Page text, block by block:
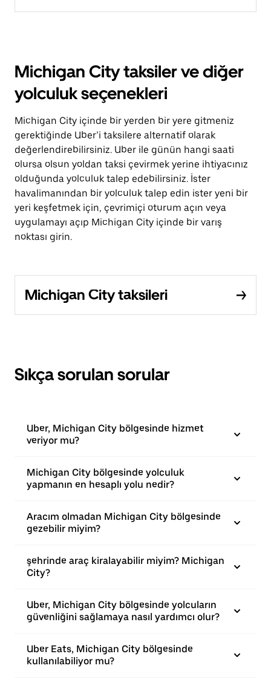
Michigan City taksiler ve diğer
yolculuk seçenekleri
Michigan City içinde bir yerden bir yere gitmeniz
gerektiğinde Uber’i taksilere alternatif olarak
değerlendirebilirsiniz. Uber ile günün hangi saati
olursa olsun yoldan taksi çevirmek yerine ihtiyacınız
olduğunda yolculuk talep edebilirsiniz. İster
havalimanından bir yolculuk talep edin ister yeni bir
yeri keşfetmek için, çevrimiçi oturum açın veya
uygulamayı açıp Michigan City içinde bir varış
noktası girin.
Michigan City taksileri
Sıkça sorulan sorular
Uber, Michigan City bölgesinde hizmet
veriyor mu?
Michigan City bölgesinde yolculuk
yapmanın en hesaplı yolu nedir?
Aracım olmadan Michigan City bölgesinde
gezebilir miyim?
şehrinde araç kiralayabilir miyim? Michigan
City?
Uber, Michigan City bölgesinde yolcuların
güvenliğini sağlamaya nasıl yardımcı olur?
Uber Eats, Michigan City bölgesinde
kullanılabiliyor mu?